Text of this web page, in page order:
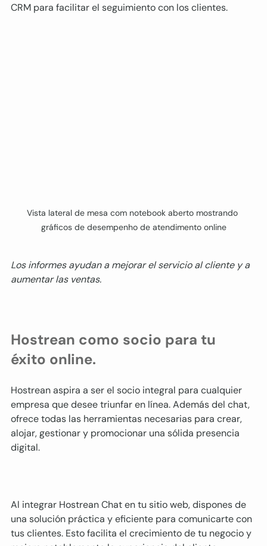
CRM para facilitar el seguimiento con los clientes.
Vista lateral de mesa com notebook aberto mostrando
gráficos de desempenho de atendimento online
Los informes ayudan a mejorar el servicio al cliente y a
aumentar las ventas.
Hostrean como socio para tu
éxito online.
Hostrean aspira a ser el socio integral para cualquier
empresa que desee triunfar en línea. Además del chat,
ofrece todas las herramientas necesarias para crear,
alojar, gestionar y promocionar una sólida presencia
digital.
Al integrar Hostrean Chat en tu sitio web, dispones de
una solución práctica y eficiente para comunicarte con
tus clientes. Esto facilita el crecimiento de tu negocio y